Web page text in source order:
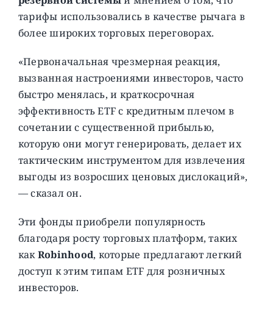
тарифы использовались в качестве рычага в
более широких торговых переговорах.
«Первоначальная чрезмерная реакция,
вызванная настроениями инвесторов, часто
быстро менялась, и краткосрочная
эффективность ETF с кредитным плечом в
сочетании с существенной прибылью,
которую они могут генерировать, делает их
тактическим инструментом для извлечения
выгоды из возросших ценовых дислокаций»,
— сказал он.
Эти фонды приобрели популярность
благодаря росту торговых платформ, таких
какRobinhood, которые предлагают легкий
доступ к этим типам ETF для розничных
инвесторов.